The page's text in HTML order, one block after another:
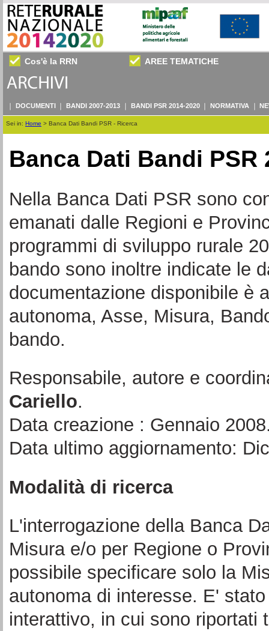
Cos'è la RRN AREE TEMATICHE
DOCUMENTI BANDI 2007-2013 BANDI PSR 2014-2020 NORMATIVA
Sei in: Home > Banca Dati Bandi PSR - Ricerca
Banca Dati Bandi PSR
Nella Banca Dati PSR sono
emanati dalle Regioni e
programmi di sviluppo rurale
bando sono inoltre indicate le
documentazione disponibile è
autonoma, Asse, Misura,
bando.
Responsabile, autore e
Cariello.
Data creazione : Gennaio
Data ultimo aggiornamento:
Modalità di ricerca
L'interrogazione della Banca
Misura e/o per Regione o
possibile specificare solo la
autonoma di interesse. E'
interattivo, in cui sono riportati